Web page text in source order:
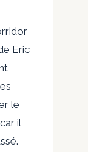
Eric
le
il
.